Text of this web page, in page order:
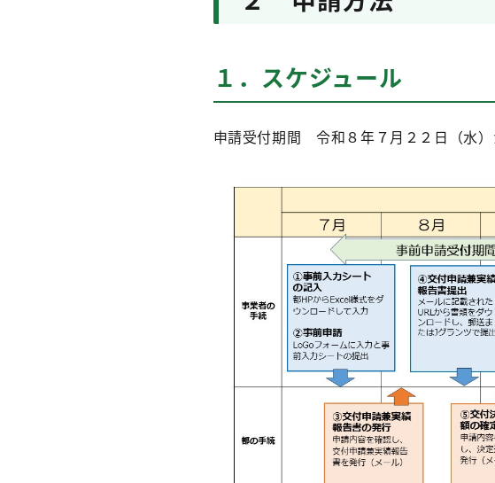
１．スケジュール
申請受付期間 令和８年７月２２日（水